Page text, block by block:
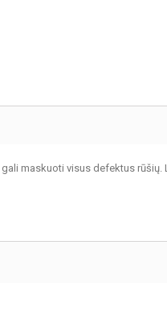
maskuoti visus defektus rūšių.